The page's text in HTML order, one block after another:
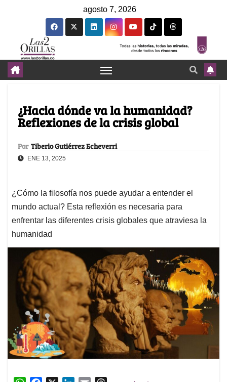
agosto 7, 2026
¿Hacia dónde va la humanidad?
Reflexiones de la crisis global
Por Tiberio Gutiérrez Echeverri
ENE 13, 2025
¿Cómo la filosofía nos puede ayudar a entender el
mundo actual? Esta reflexión es necesaria para
enfrentar las diferentes crisis globales que atraviesa la
humanidad